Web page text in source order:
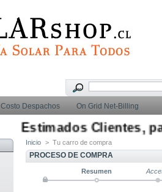
Costo Despachos On Grid Net-Billing
Estimados Clientes,
Inicio > Tu carro de compra
PROCESO DE COMPRA
Resumen